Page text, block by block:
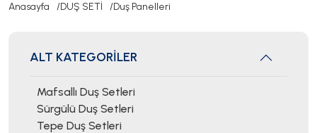
Anasayfa DUŞ SETİ Duş Panelleri
ALT KATEGORİLER
Mafsallı Duş Setleri
Sürgülü Duş Setleri
Tepe Duş Setleri